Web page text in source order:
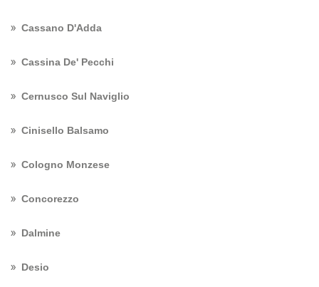
Cassano D'Adda
Cassina De' Pecchi
Cernusco Sul Naviglio
Cinisello Balsamo
Cologno Monzese
Concorezzo
Dalmine
Desio